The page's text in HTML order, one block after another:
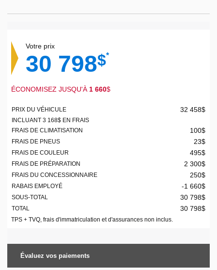
Votre prix
30 798$*
ÉCONOMISEZ JUSQU'À 1 660$
PRIX DU VÉHICULE 32 458$
INCLUANT 3 168$ EN FRAIS
FRAIS DE CLIMATISATION
100$
FRAIS DE PNEUS 23$
FRAIS DE COULEUR 495$
FRAIS DE PRÉPARATION 2 300$
FRAIS DU CONCESSIONNAIRE 250$
RABAIS EMPLOYÉ -1 660$
SOUS-TOTAL 30 798$
TOTAL 30 798$
TPS + TVQ, frais d'immatriculation et d'assurances non inclus.
Évaluez vos paiements